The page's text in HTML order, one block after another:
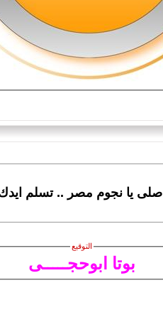
اصلى يا نجوم مصر .. تسلم
التوقيع
بوتا ابوحجـــــى